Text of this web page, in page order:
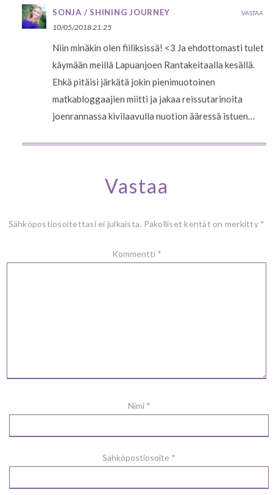
SONJA / SHINING JOURNEY
10/05/2018 21:25
Niin minäkin olen fiiliksissä! <3 Ja ehdottomasti tulet
käymään meillä Lapuanjoen Rantakeitaalla kesällä.
Ehkä pitäisi järkätä jokin pienimuotoinen
matkabloggaajien miitti ja jakaa reissutarinoita
joenrannassa kivilaavulla nuotion ääressä istuen…
VASTAA
Vastaa
Sähköpostiosoitettasi ei julkaista. Pakolliset kentät on merkitty *
Kommentti *
Nimi *
Sähköpostiosoite *